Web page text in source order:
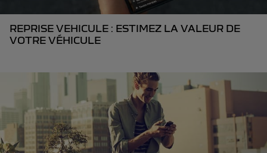
REPRISE VEHICULE : ESTIMEZ LA VALEUR DE
VOTRE VÉHICULE